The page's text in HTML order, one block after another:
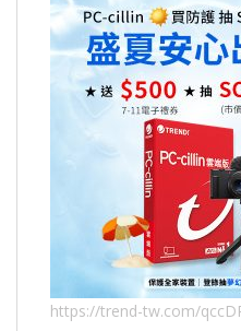
https://trend-tw.com/